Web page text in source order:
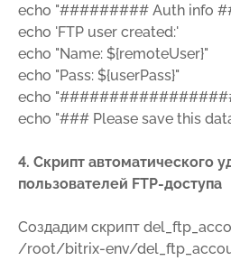
echo "######### Auth info
echo 'FTP user created:'
echo "Name: ${remoteUser}"
echo "Pass: ${userPass}"
echo
echo "### Please save this
4. Скрипт автоматического
пользователей FTP-доступа
Создадим скрипт
/root/bitrix-env/